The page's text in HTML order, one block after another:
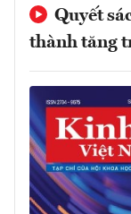
Quyết
thành tăng